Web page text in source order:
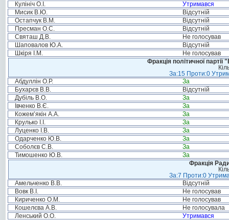
Кулініч О.І.
Утримався
Мисик В.Ю.
Відсутній
Остапчук В.М.
Відсутній
Пресман О.С.
Відсутній
Святаш Д.В.
Не голосував
Шаповалов Ю.А.
Відсутній
Шкіря І.М.
Не голосував
Фракція політичної
За:15 Проти:0
Абдуллін О.Р.
За
Бухарєв В.В.
Відсутній
Дубіль В.О.
За
Івченко В.Є.
За
Кожем’якін А.А.
За
Крулько І.І.
За
Луценко І.В.
За
Одарченко Ю.В.
За
Соболєв С.В.
За
Тимошенко Ю.В.
За
Фракція
За:7 Проти:0
Амельченко В.В.
Відсутній
Вовк В.І.
Не голосував
Кириченко О.М.
Не голосував
Кошелєва А.В.
Не голосувала
Ленський О.О.
Утримався